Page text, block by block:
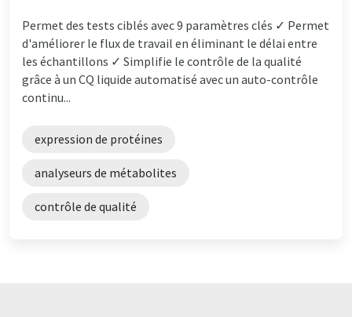
Permet des tests ciblés avec 9 paramètres clés ✓ Permet
d'améliorer le flux de travail en éliminant le délai entre
les échantillons ✓ Simplifie le contrôle de la qualité
grâce à un CQ liquide automatisé avec un auto-contrôle
continu...
expression de protéines
analyseurs de métabolites
contrôle de qualité